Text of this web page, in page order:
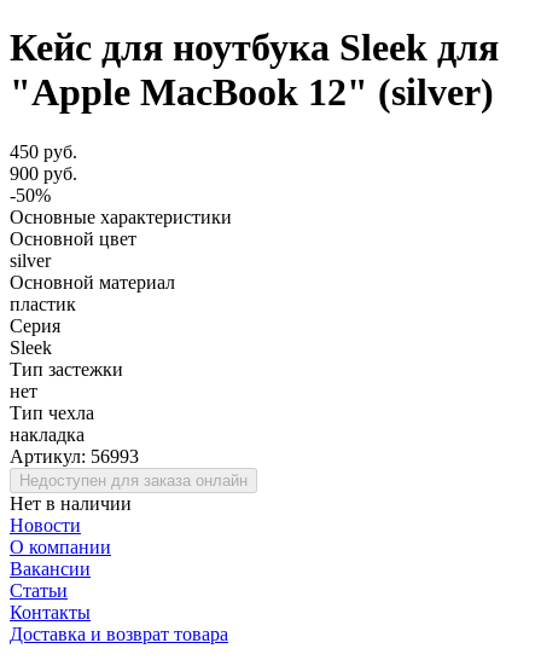
Кейс для ноутбука Sleek для
"Apple MacBook 12" (silver)
450 руб.
900 руб.
-50%
Основные характеристики
Основной цвет
silver
Основной материал
пластик
Серия
Sleek
Тип застежки
нет
Тип чехла
накладка
Артикул: 56993
Недоступен для заказа онлайн
Нет в наличии
Новости
О компании
Вакансии
Статьи
Контакты
Доставка и возврат товара